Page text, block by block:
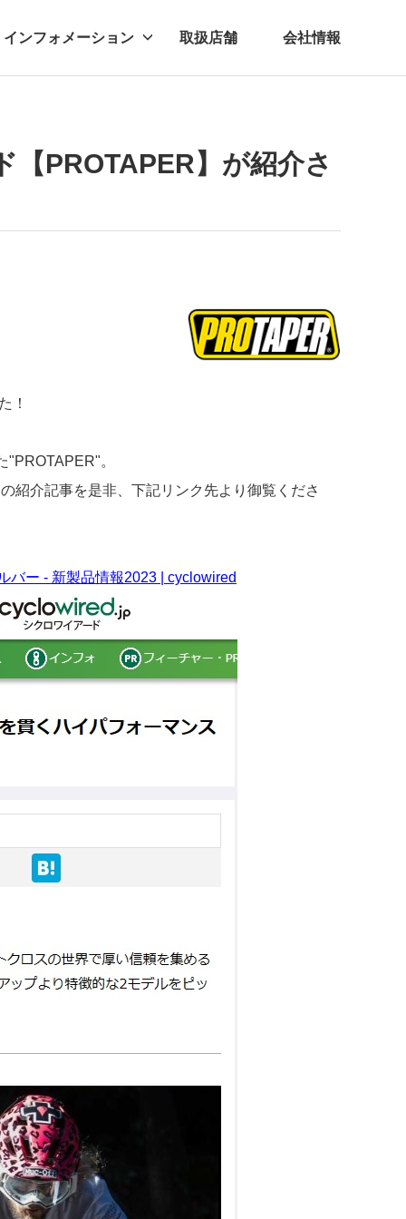
インフォメーション 取扱店舗 会社情報
PROTAPER】が紹介さ
！
。
紹介記事を是非、下記リンク先より御覧くださ
バー - 新製品情報2023 | cyclowired